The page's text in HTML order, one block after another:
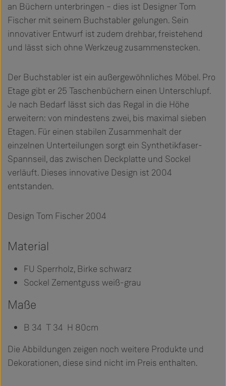
an Büchern unterbringen – dies ist Designer Tom
Fischer mit seinem Buchstabler gelungen. Sein
innovativer Entwurf ist zudem drehbar, freistehend
und lässt sich ohne Werkzeug zusammenstecken.
Der Buchstabler ist ein außergewöhnliches Möbel. Pro
Etage gibt er 25 Taschenbüchern einen Unterschlupf.
Je nach Bedarf lässt sich das Regal in die Höhe
erweitern: von mindestens zwei, bis maximal sieben
Etagen. Für einen stabilen Zusammenhalt der
einzelnen Unterteilungen sorgt ein Synthetikfaser-
Spannseil, das zwischen Deckplatte und Sockel
verläuft. Dieses innovative Design ist 2004
entstanden.
Design Tom Fischer 2004
Material
FU Sperrholz, Birke schwarz
Sockel Zementguss weiß-grau
Maße
B 34 T 34 H 80cm
Die Abbildungen zeigen noch weitere Produkte und
Dekorationen, diese sind nicht im Preis enthalten.